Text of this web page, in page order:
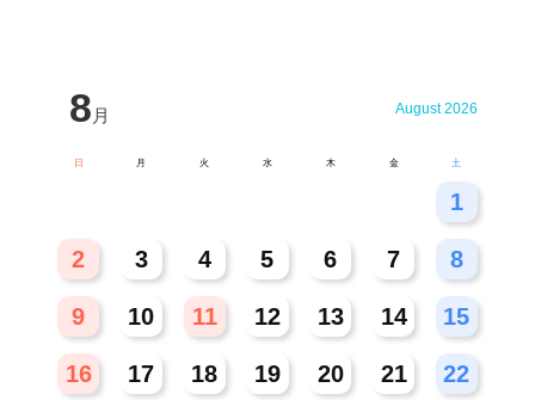
8 月 August 2026
日 月 火 水 木 金 土
1
2 3 4 5 6 7 8
9 10 11 12 13 14 15
16 17 18 19 20 21 22